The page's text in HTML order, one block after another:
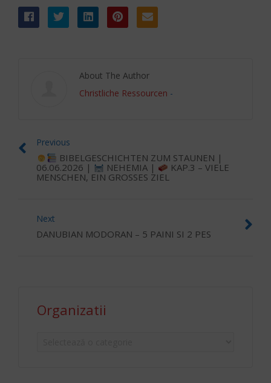
About The Author
Christliche Ressourcen -
Previous
BIBELGESCHICHTEN ZUM STAUNEN |
06.06.2026 |
NEHEMIA |
KAP.3 – VIELE
MENSCHEN, EIN GROSSES ZIEL
Next
DANUBIAN MODORAN – 5 PAINI SI 2 PES
Organizatii